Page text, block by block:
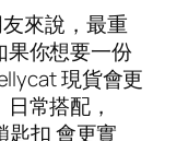
來說，最重
你想要一份
現貨會更
常搭配，
匙扣 會更實